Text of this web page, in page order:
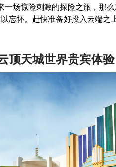
场惊险刺激的探险之旅，那
忘怀。赶快准备好投入云端之
顶天城世界贵宾体验